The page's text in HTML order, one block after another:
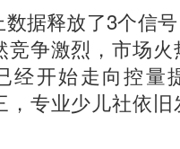
释放了3个信号
竞争激烈，市场
经开始走向控量
，专业少儿社依